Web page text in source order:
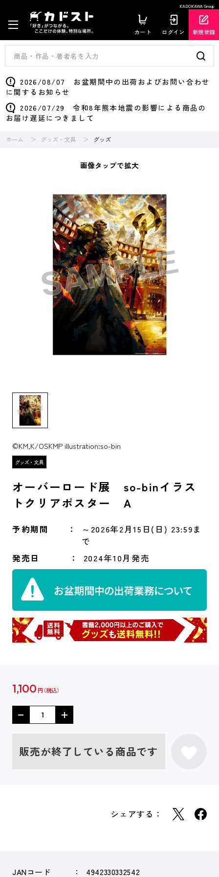
KADOKAWA Group
カート ログイン 新規登録
2026/08/07 お盆期間中の出荷およびお問い合わせ
に関するお知らせ
2026/07/29 令和8年熊本地震の影響による商品の
お届け遅延につきまして
ホーム グッズ・文具 グッズ
画像タップで拡大
©KM,K/OSKMP illustration:so-bin
オーバーロード展 so-binイラス
トクリアポスター A
予約期間
～2026年2月15日(日) 23:59ま
で
発売日
2024年10月発売
1,100 円
販売が終了している商品です
シェアする：
JANコード 4942330332542